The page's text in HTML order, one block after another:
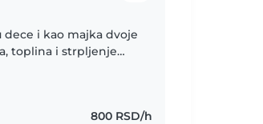
dece i kao majka dvoje
toplina i strpljenje
800 RSD/h